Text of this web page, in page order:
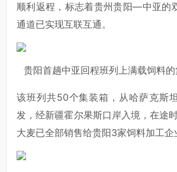
顺利返程，标志着贵州贵阳—中亚的
通道已实现互联互通。
贵阳首趟中亚回程班列上满载饲料
该班列共50个集装箱，从哈萨克斯
发，经新疆霍尔果斯口岸入境，在途
大麦已全部销售给贵阳3家饲料加工企